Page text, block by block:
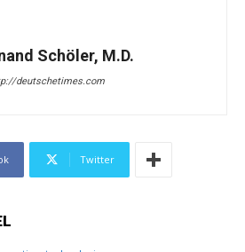
Schöler, M.D.
deutschetimes.com
Twitter